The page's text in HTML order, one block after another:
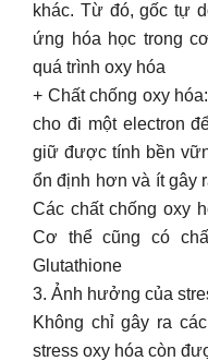
khác. Từ đó, gốc tự
ứng hóa học trong
quá trình oxy hóa
+ Chất chống oxy
cho đi một electron
giữ được tính bền
ổn định hơn và ít gây
Các chất chống oxy
Cơ thể cũng có
Glutathione
3. Ảnh hưởng của
Không chỉ gây ra
stress oxy hóa còn